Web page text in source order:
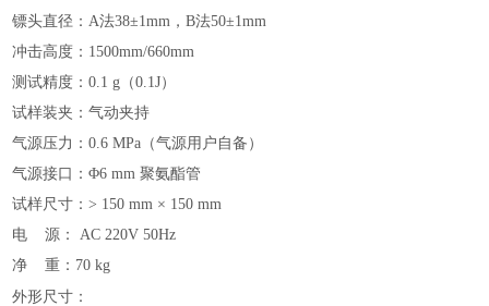
镖头直径 ：A法38±1mm，B法50±1mm
冲击高度 ： 1500mm/660mm
测试精度 ：0.1 g（0.1J）
试样装夹 ：气动夹持
气源压力 ：0.6 MPa（气源用户自备）
气源接口 ：Φ6 mm 聚氨酯管
试样尺寸 ：> 150 mm × 150 mm
电
源 ：
AC 220V 50Hz
净
重 ： 70 kg
外形尺寸：